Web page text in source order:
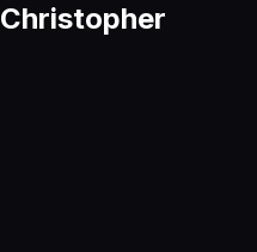
Christopher